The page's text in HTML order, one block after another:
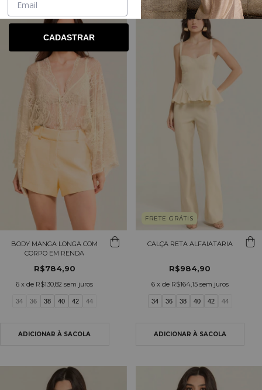
BODY MANGA LONGA COM
CORPO EM RENDA
R$784,90
6 x de R$130,82 sem juros
34 36 38 40 42 44
FRETE GRÁTIS
CALÇA RETA ALFAIATARIA
R$984,90
6 x de R$164,15 sem juros
34 36 38 40 42 44
CADASTRAR